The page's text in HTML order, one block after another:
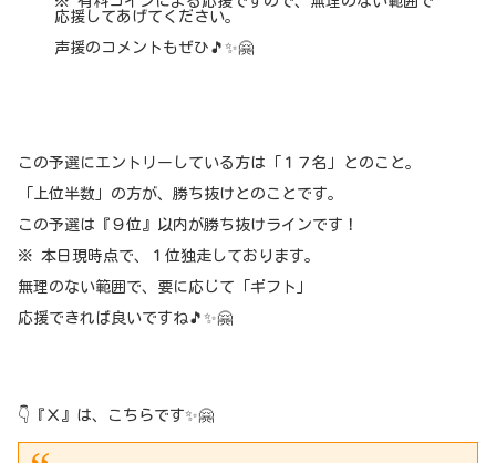
応援してあげてください。
声援のコメントもぜひ🎵✨🤗
この予選にエントリーしている方は「１７名」とのこと。
「上位半数」の方が、勝ち抜けとのことです。
この予選は『９位』以内が勝ち抜けラインです！
※ 本日現時点で、１位独走しております。
無理のない範囲で、要に応じて「ギフト」
応援できれば良いですね🎵✨🤗
👇『Ｘ』は、こちらです✨🤗